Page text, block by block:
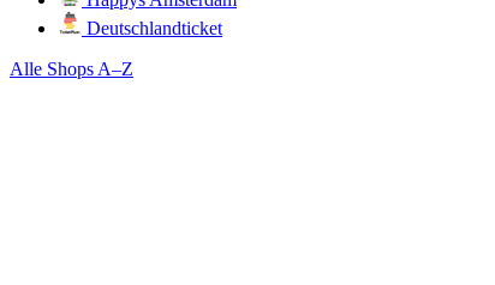
Deutschlandticket
Alle Shops A–Z